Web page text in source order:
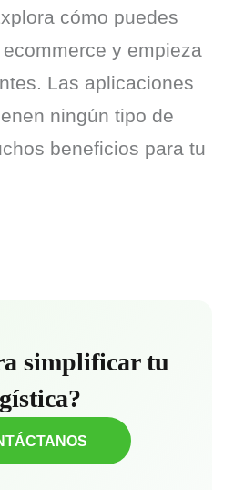
cómo puedes
y empieza
Las aplicaciones
ningún tipo de
beneficios para tu
simplificar tu